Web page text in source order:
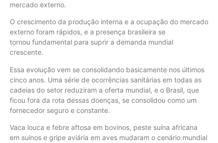
mercado externo.
O crescimento da produção interna e a ocupação do mercado
externo foram rápidos, e a presença brasileira se
tornou fundamental para suprir a demanda mundial
crescente.
Essa evolução vem se consolidando basicamente nos últimos
cinco anos. Uma série de ocorrências sanitárias em todas as
cadeias do setor reduziram a oferta mundial, e o Brasil, que
ficou fora da rota dessas doenças, se consolidou como um
fornecedor seguro e constante.
Vaca louca e febre aftosa em bovinos, peste suína africana
em suínos e gripe aviária em aves mudaram o cenário mundial